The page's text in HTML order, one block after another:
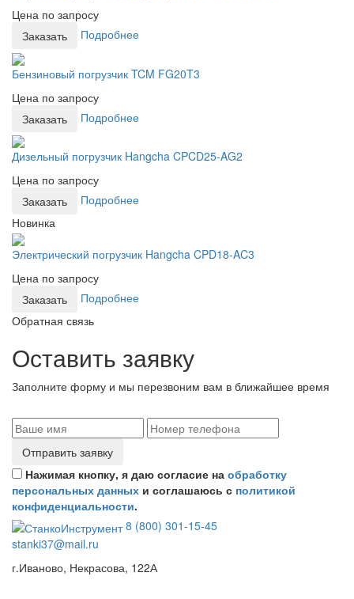
Цена по запросу
Заказать
Подробнее
Бензиновый погрузчик TCM FG20T3
Цена по запросу
Заказать
Подробнее
Дизельный погрузчик Hangcha CPCD25-AG2
Цена по запросу
Заказать
Подробнее
Новинка
Электрический погрузчик Hangcha CPD18-AC3
Цена по запросу
Заказать
Подробнее
Обратная связь
Оставить заявку
Заполните форму и мы перезвоним вам в ближайшее время
Отправить заявку
Нажимая кнопку, я даю согласие на обработку
персональных данных и соглашаюсь с политикой
конфиденциальности.
8 (800) 301-15-45
stanki37@mail.ru
г.Иваново, Некрасова, 122А